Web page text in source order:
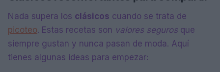
Nada supera los clásicos cuando se trata de
picoteo. Estas recetas son valores segurosque
siempre gustan y nunca pasan de moda. Aquí
tienes algunas ideas para empezar: